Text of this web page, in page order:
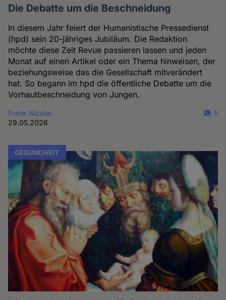
Die Debatte um die Beschneidung
In diesem Jahr feiert der Humanistische Pressedienst
(hpd) sein 20-jähriges Jubiläum. Die Redaktion
möchte diese Zeit Revue passieren lassen und jeden
Monat auf einen Artikel oder ein Thema hinweisen, der
beziehungsweise das die Gesellschaft mitverändert
hat. So begann im hpd die öffentliche Debatte um die
Vorhautbeschneidung von Jungen.
Frank Nicolai
29.05.2026
5
GESUNDHEIT